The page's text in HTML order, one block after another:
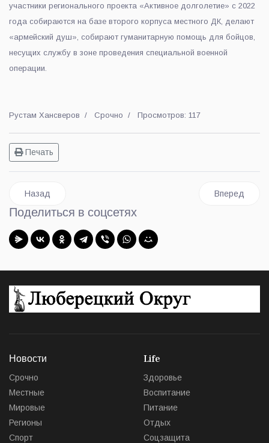
участники регионального проекта «Активное долголетие» с 2022
года собираются на базе второго корпуса местного ДК, делают
«армейский душ», собирают гуманитарную помощь для бойцов,
несущих службу в зоне проведения специальной военной
операции.
Рустам Хансверов Срочно Просмотров: 117
Печать
Предыдущий: Полицейские в Красково задержали
Назад Следующий:
Вперед
Поделиться в соцсетях
Новости
Срочно
Местные
Мировые
Регионы
Спорт
Life
Здоровье
Воспитание
Питание
Отдых
Соцзащита